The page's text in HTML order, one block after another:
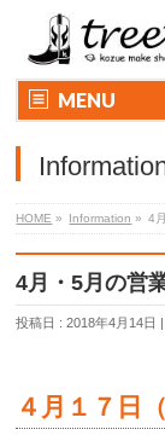
MENU
HOME » Information » 4
4月・5月の営
投稿日 : 2018年4月14日
４月１７日